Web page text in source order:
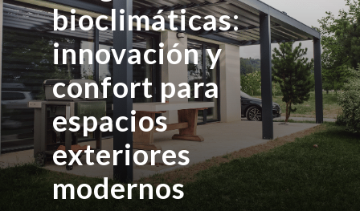
bioclimáticas:
innovación y
confort para
espacios
exteriores
modernos